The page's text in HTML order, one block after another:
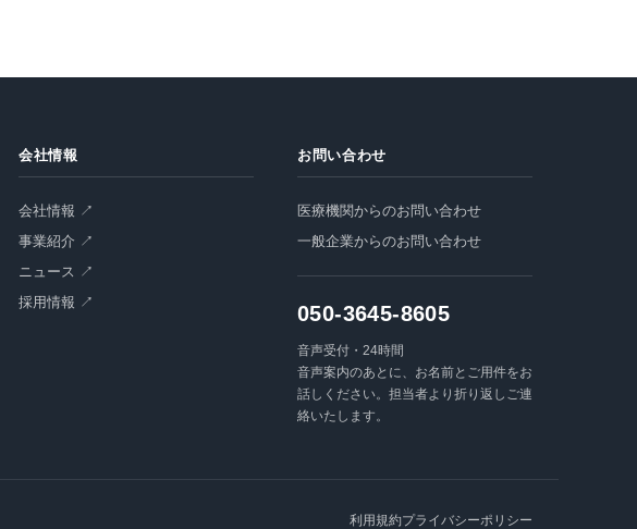
会社情報
会社情報 ↗
事業紹介 ↗
ニュース ↗
採用情報 ↗
お問い合わせ
医療機関からのお問い合わせ
一般企業からのお問い合わせ
050-3645-8605
音声受付・24時間
音声案内のあとに、お名前とご用件をお
話しください。担当者より折り返しご連
絡いたします。
利用規約プライバシーポリシー